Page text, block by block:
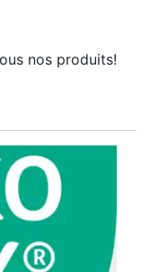
nos produits!